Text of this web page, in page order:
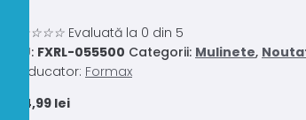
☆☆☆☆ Evaluată la 0 din 5
SKU: FXRL-055500 Categorii: Mulinete,
Producator: Formax
224,99 lei